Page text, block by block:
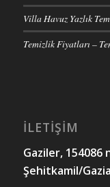
Villa Havuz Yazlık
Temizlik Fiyatları –
İLETİŞİM
Gaziler, 154086
Şehitkamil/